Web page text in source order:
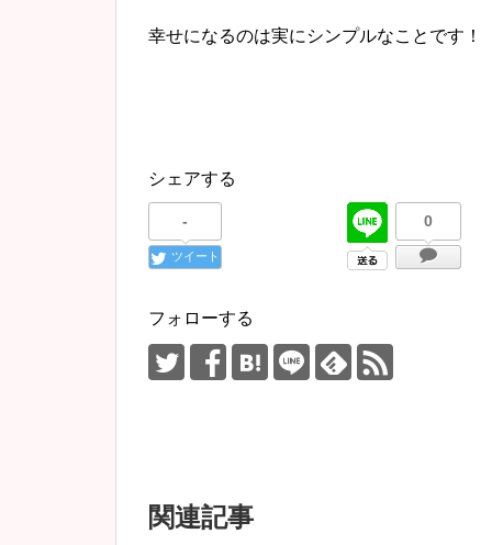
幸せになるのは実にシンプルなことです！
シェアする
-
ツイート
0
フォローする
関連記事